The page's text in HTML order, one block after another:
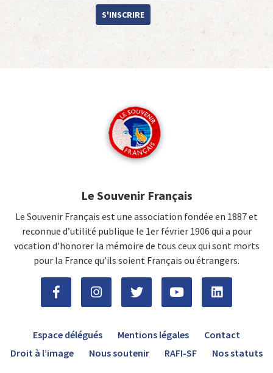
S'INSCRIRE
Le Souvenir Français
Le Souvenir Français est une association fondée en 1887 et
reconnue d’utilité publique le 1er février 1906 qui a pour
vocation d'honorer la mémoire de tous ceux qui sont morts
pour la France qu’ils soient Français ou étrangers.
Espace délégués Mentions légales
Contact
Droit à l’image
Nous soutenir RAFI-SF Nos statuts